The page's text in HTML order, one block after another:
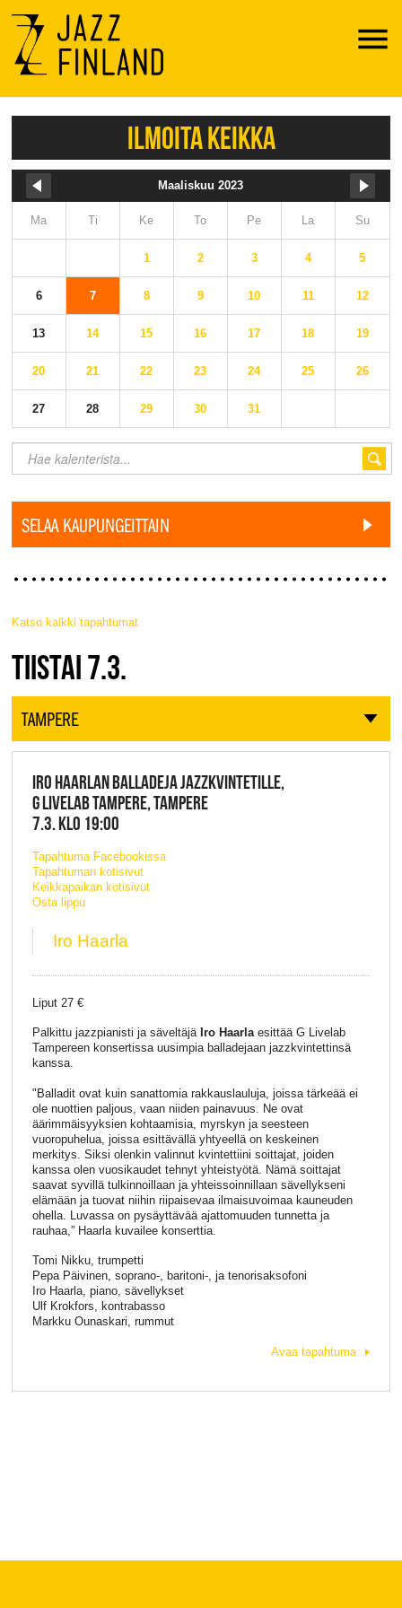
Menu
ILMOITA KEIKKA
Maaliskuu 2023
Ma Ti Ke To Pe La Su
1 2 3 4 5
6 7 8 9 10 11 12
13 14 15 16 17 18 19
20 21 22 23 24 25 26
27 28 29 30 31
SELAA KAUPUNGEITTAIN
Katso kaikki tapahtumat
JAZZ FINLAND LIVE
TIISTAI 7.3.
TAMPERE
IRO HAARLAN BALLADEJA JAZZKVINTETILLE,
G LIVELAB TAMPERE, TAMPERE
7.3. KLO 19:00
Tapahtuma Facebookissa
Tapahtuman kotisivut
Keikkapaikan kotisivut
Osta lippu
Iro Haarla
Liput 27 €
Palkittu jazzpianisti ja säveltäjäIro Haarlaesittää G Livelab
Tampereen konsertissa uusimpia balladejaan jazzkvintettinsä
kanssa.
"Balladit ovat kuin sanattomia rakkauslauluja, joissa tärkeää ei
ole nuottien paljous, vaan niiden painavuus. Ne ovat
äärimmäisyyksien kohtaamisia, myrskyn ja seesteen
vuoropuhelua, joissa esittävällä yhtyeellä on keskeinen
merkitys. Siksi olenkin valinnut kvintettiini soittajat, joiden
kanssa olen vuosikaudet tehnyt yhteistyötä. Nämä soittajat
saavat syvillä tulkinnoillaan ja yhteissoinnillaan sävellykseni
elämään ja tuovat niihin riipaisevaa ilmaisuvoimaa kauneuden
ohella. Luvassa on pysäyttävää ajattomuuden tunnetta ja
rauhaa,” Haarla kuvailee konserttia.
Tomi Nikku, trumpetti
Pepa Päivinen, soprano-, baritoni-, ja tenorisaksofoni
Iro Haarla, piano, sävellykset
Ulf Krokfors, kontrabasso
Markku Ounaskari, rummut
Avaa tapahtuma